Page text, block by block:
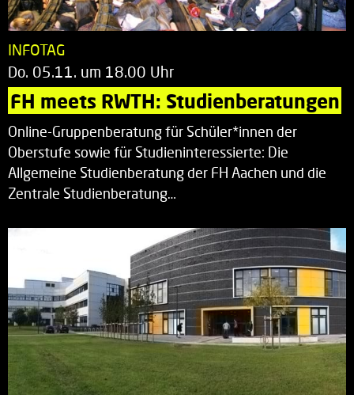
INFOTAG
Do. 05.11. um 18.00 Uhr
FH meets RWTH: Studienberatungen
Online-Gruppenberatung für Schüler*innen der
Oberstufe sowie für Studieninteressierte: Die
Allgemeine Studienberatung der FH Aachen und die
Zentrale Studienberatung…